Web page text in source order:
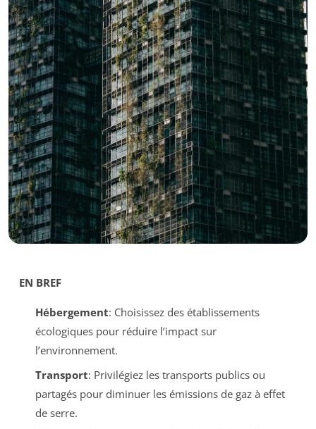
EN BREF
Hébergement: Choisissez des établissements
écologiques pour réduire l’impact sur
l’environnement.
Transport: Privilégiez les transports publics ou
partagés pour diminuer les émissions de gaz à effet
de serre.